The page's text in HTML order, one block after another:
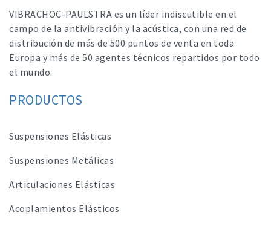
VIBRACHOC-PAULSTRA es un líder indiscutible en el
campo de la antivibración y la acústica, con una red de
distribución de más de 500 puntos de venta en toda
Europa y más de 50 agentes técnicos repartidos por todo
el mundo.
PRODUCTOS
Suspensiones Elásticas
Suspensiones Metálicas
Articulaciones Elásticas
Acoplamientos Elásticos